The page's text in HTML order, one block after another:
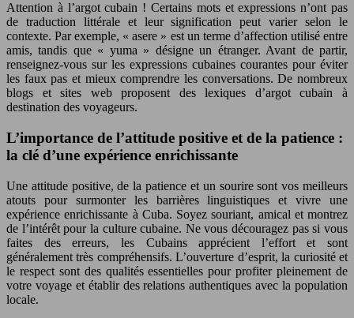
Attention à l’argot cubain ! Certains mots et expressions n’ont pas
de traduction littérale et leur signification peut varier selon le
contexte. Par exemple, « asere » est un terme d’affection utilisé entre
amis, tandis que « yuma » désigne un étranger. Avant de partir,
renseignez-vous sur les expressions cubaines courantes pour éviter
les faux pas et mieux comprendre les conversations. De nombreux
blogs et sites web proposent des lexiques d’argot cubain à
destination des voyageurs.
L’importance de l’attitude positive et de la patience :
la clé d’une expérience enrichissante
Une attitude positive, de la patience et un sourire sont vos meilleurs
atouts pour surmonter les barrières linguistiques et vivre une
expérience enrichissante à Cuba. Soyez souriant, amical et montrez
de l’intérêt pour la culture cubaine. Ne vous découragez pas si vous
faites des erreurs, les Cubains apprécient l’effort et sont
généralement très compréhensifs. L’ouverture d’esprit, la curiosité et
le respect sont des qualités essentielles pour profiter pleinement de
votre voyage et établir des relations authentiques avec la population
locale.